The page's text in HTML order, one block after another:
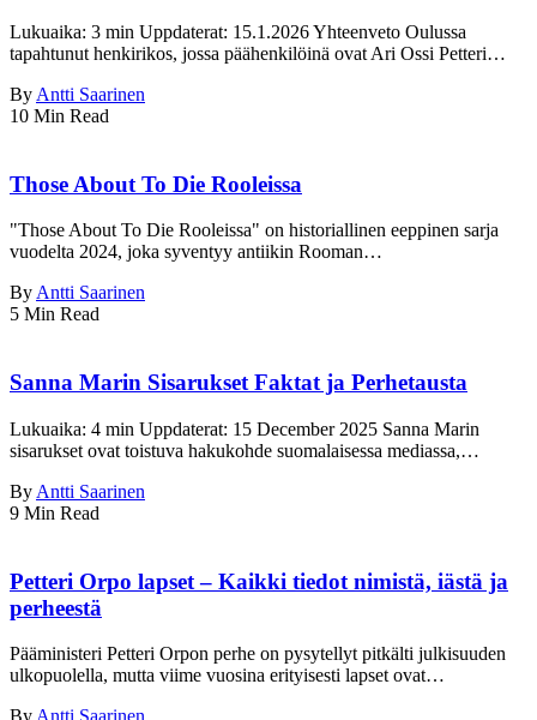
Lukuaika: 3 min Uppdaterat: 15.1.2026 Yhteenveto Oulussa
tapahtunut henkirikos, jossa päähenkilöinä ovat Ari Ossi Petteri…
By Antti Saarinen
10 Min Read
Those About To Die Rooleissa
"Those About To Die Rooleissa" on historiallinen eeppinen sarja
vuodelta 2024, joka syventyy antiikin Rooman…
By Antti Saarinen
5 Min Read
Sanna Marin Sisarukset Faktat ja Perhetausta
Lukuaika: 4 min Uppdaterat: 15 December 2025 Sanna Marin
sisarukset ovat toistuva hakukohde suomalaisessa mediassa,…
By Antti Saarinen
9 Min Read
Petteri Orpo lapset – Kaikki tiedot nimistä, iästä ja
perheestä
Pääministeri Petteri Orpon perhe on pysytellyt pitkälti julkisuuden
ulkopuolella, mutta viime vuosina erityisesti lapset ovat…